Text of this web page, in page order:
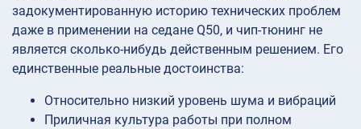
задокументированную историю технических проблем
даже в применении на седане Q50, и чип-тюнинг не
является сколько-нибудь действенным решением. Его
единственные реальные достоинства:
Относительно низкий уровень шума и вибраций
Приличная культура работы при полном